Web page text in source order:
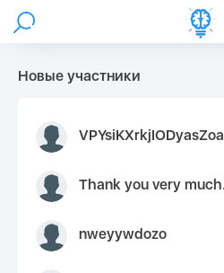
Новые участники
VPYsiKXrkjIODyasZoa
Thank you very much for your inquiry We appreciate you 9126052 https://youtube.com faceapple !
nweyywdozo